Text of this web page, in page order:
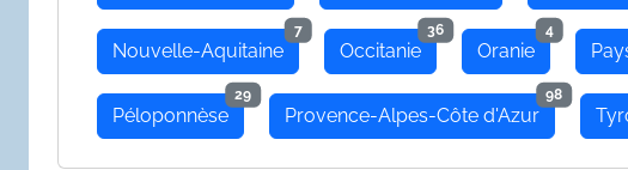
Nouvelle-Aquitaine
7
Occitanie
36
Oranie
4
Péloponnèse
29
Provence-Alpes-Côte d'Azur
98